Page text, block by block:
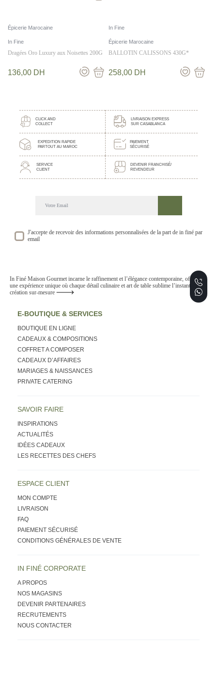
Épicerie Marocaine
In Fine
Dragées Oro Luxury aux Noisettes 200G
136,00 DH
In Fine
Épicerie Marocaine
BALLOTIN CALISSONS 430G*
258,00 DH
CLICK AND
COLLECT
LIVRAISON EXPRESS
SUR CASABLANCA
EXPEDITION RAPIDE
PARTOUT AU MAROC
PAIEMENT
SÉCURISÉ
SERVICE
CLIENT
DEVENIR FRANCHISÉ/
REVENDEUR
DECOUVREZ NOTRE NEWSLETTER GOURMANDE
SUIVEZ NOS ACTUALITE ET EVENEMENTS
J'accepte de recevoir des informations personnalisées de la part de in finé par
email
In Finé Maison Gourmet incarne le raffinement et l’élégance contemporaine, offrant
une expérience unique où chaque détail culinaire et art de table sublime l’instant. De la
création sur-mesure
E-BOUTIQUE & SERVICES
BOUTIQUE EN LIGNE
CADEAUX & COMPOSITIONS
COFFRET A COMPOSER
CADEAUX D’AFFAIRES
MARIAGES & NAISSANCES
PRIVATE CATERING
SAVOIR FAIRE
INSPIRATIONS
ACTUALITÉS
IDÉES CADEAUX
LES RECETTES DES CHEFS
ESPACE CLIENT
MON COMPTE
LIVRAISON
FAQ
PAIEMENT SÉCURISÉ
CONDITIONS GÉNÉRALES DE VENTE
IN FINÉ CORPORATE
A PROPOS
NOS MAGASINS
DEVENIR PARTENAIRES
RECRUTEMENTS
NOUS CONTACTER